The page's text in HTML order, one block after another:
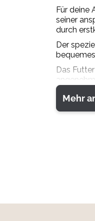
Für deine
seiner
durch
Der
Das
dich
Die
und ganz
Mehr